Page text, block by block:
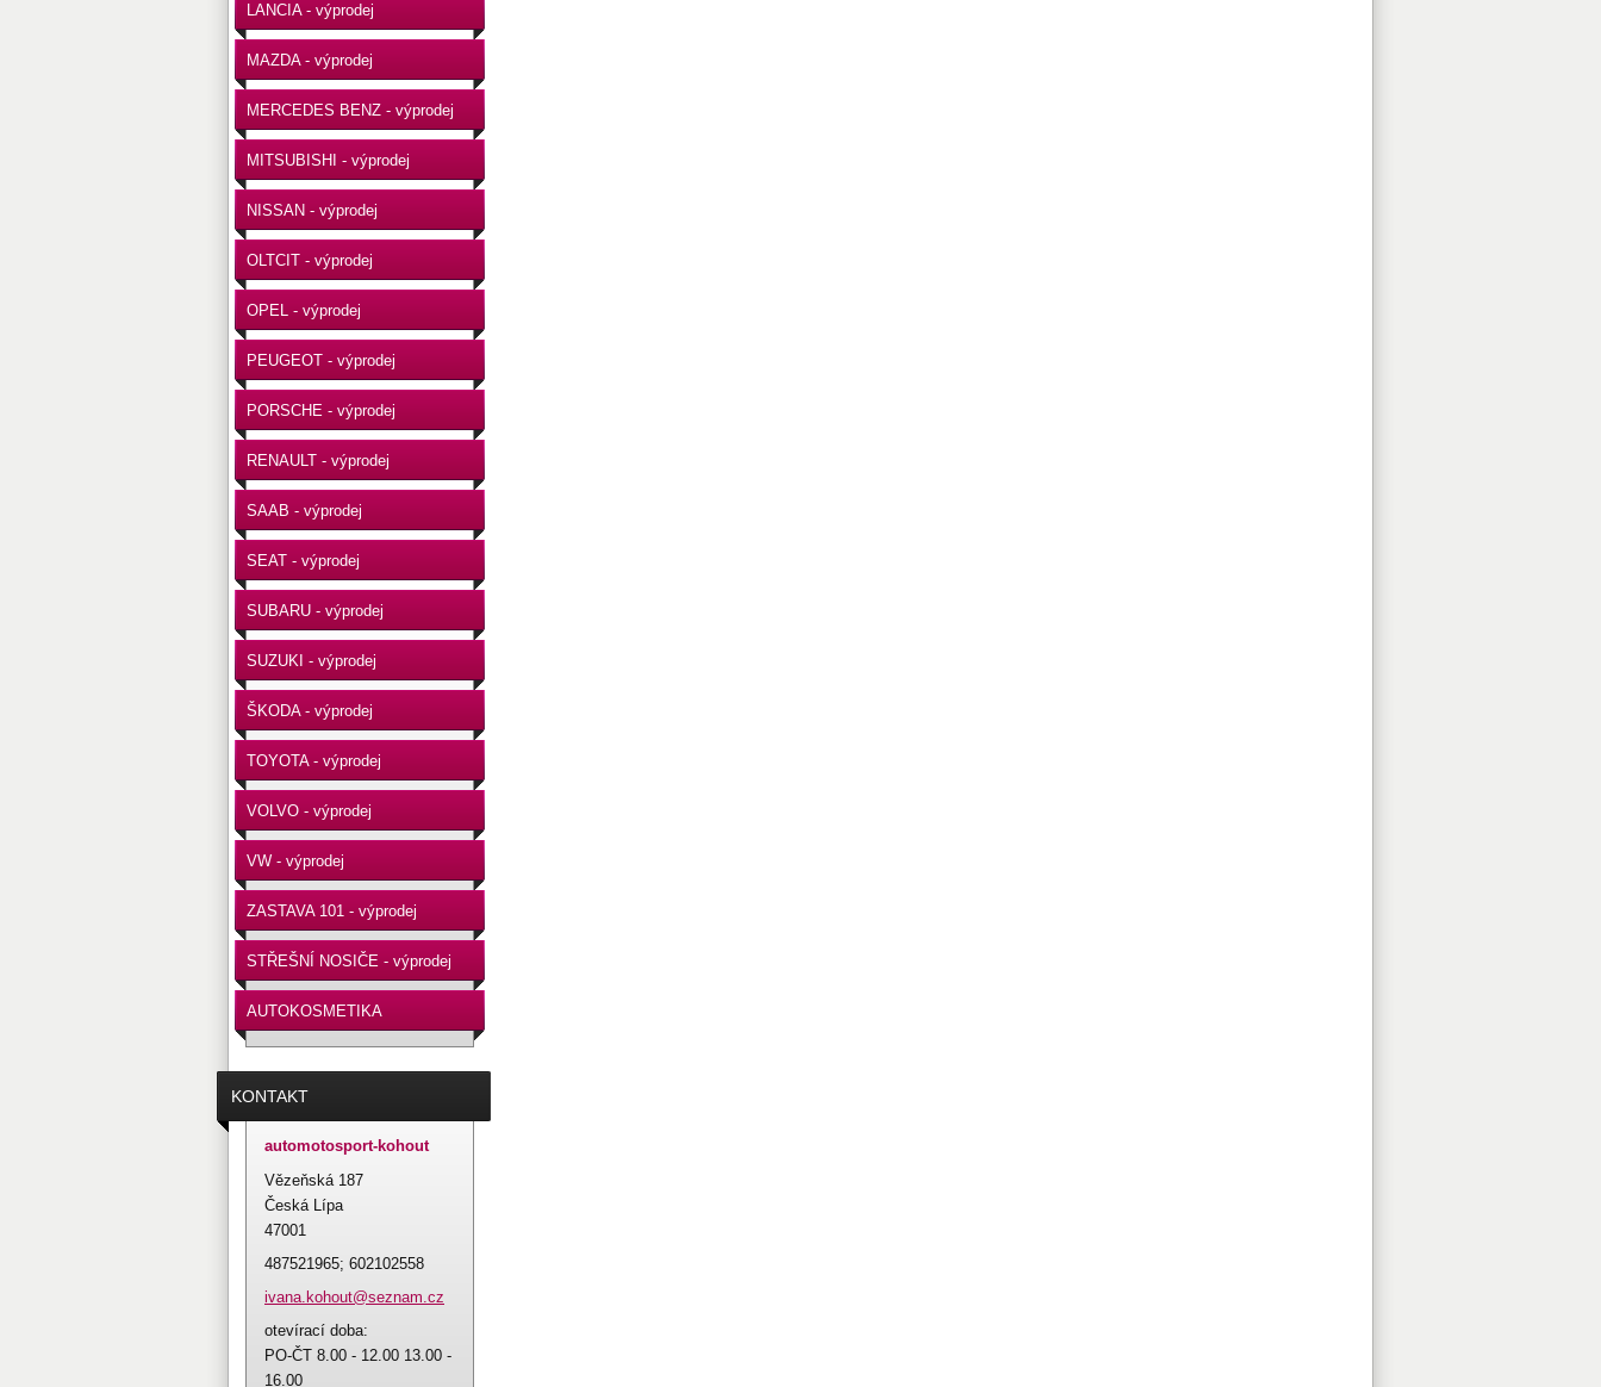
LANCIA - výprodej
MAZDA - výprodej
MERCEDES BENZ - výprodej
MITSUBISHI - výprodej
NISSAN - výprodej
OLTCIT - výprodej
OPEL - výprodej
PEUGEOT - výprodej
PORSCHE - výprodej
RENAULT - výprodej
SAAB - výprodej
SEAT - výprodej
SUBARU - výprodej
SUZUKI - výprodej
ŠKODA - výprodej
TOYOTA - výprodej
VOLVO - výprodej
VW - výprodej
ZASTAVA 101 - výprodej
STŘEŠNÍ NOSIČE - výprodej
AUTOKOSMETIKA
KONTAKT
automotosport-kohout
Vězeňská 187
Česká Lípa
47001
487521965; 602102558
ivana.kohout@seznam.cz
otevírací doba:
PO-ČT 8.00 - 12.00 13.00 -
16.00